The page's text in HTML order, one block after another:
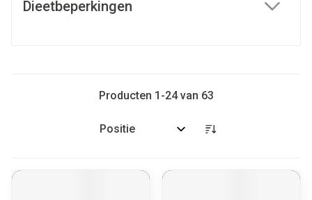
Dieetbeperkingen
Producten 1 -24van 63
Sorteer op: